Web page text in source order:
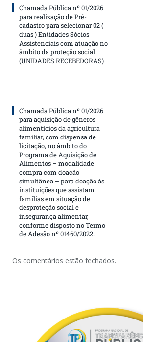
Chamada Pública nº 01/2026
para realização de Pré-
cadastro para selecionar 02 (
duas ) Entidades Sócios
Assistenciais com atuação no
âmbito da proteção social
(UNIDADES RECEBEDORAS)
Chamada Pública nº 01/2026
para aquisição de gêneros
alimentícios da agricultura
familiar, com dispensa de
licitação, no âmbito do
Programa de Aquisição de
Alimentos – modalidade
compra com doação
simultânea – para doação às
instituições que assistam
famílias em situação de
desproteção social e
insegurança alimentar,
conforme disposto no Termo
de Adesão nº 01460/2022.
Os comentários estão fechados.